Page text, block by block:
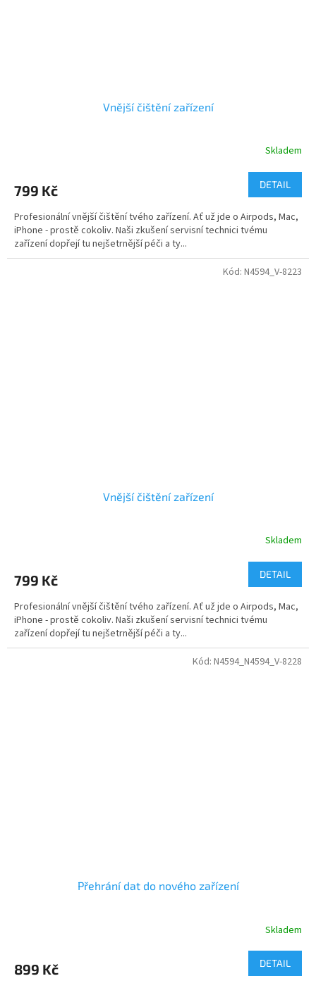
Vnější čištění zařízení
Skladem
799 Kč DETAIL
Profesionální vnější čištění tvého zařízení. Ať už jde o Airpods, Mac,
iPhone - prostě cokoliv. Naši zkušení servisní technici tvému
zařízení dopřejí tu nejšetrnější péči a ty...
Vnější čištění zařízení
Skladem
799 Kč DETAIL
Profesionální vnější čištění tvého zařízení. Ať už jde o Airpods, Mac,
iPhone - prostě cokoliv. Naši zkušení servisní technici tvému
zařízení dopřejí tu nejšetrnější péči a ty...
Kód: N4594_V-8223
Přehrání dat do nového zařízení
Skladem
899 Kč DETAIL
Kód: N4594_N4594_V-8228